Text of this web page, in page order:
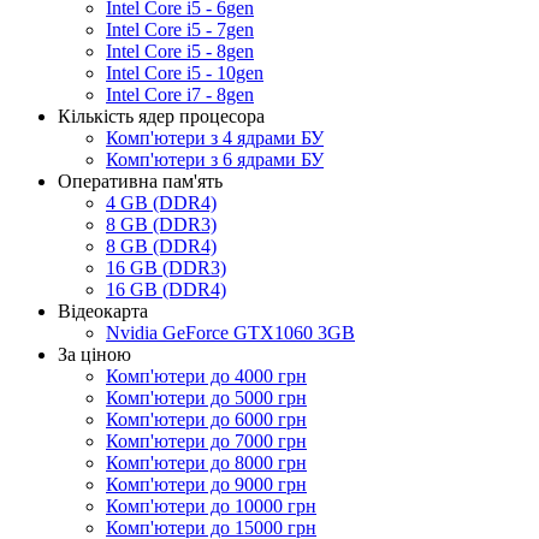
Intel Core i5 - 6gen
Intel Core i5 - 7gen
Intel Core i5 - 8gen
Intel Core i5 - 10gen
Intel Core i7 - 8gen
Кількість ядер процесора
Комп'ютери з 4 ядрами БУ
Комп'ютери з 6 ядрами БУ
Оперативна пам'ять
4 GB (DDR4)
8 GB (DDR3)
8 GB (DDR4)
16 GB (DDR3)
16 GB (DDR4)
Відеокарта
Nvidia GeForce GTX1060 3GB
За ціною
Комп'ютери до 4000 грн
Комп'ютери до 5000 грн
Комп'ютери до 6000 грн
Комп'ютери до 7000 грн
Комп'ютери до 8000 грн
Комп'ютери до 9000 грн
Комп'ютери до 10000 грн
Комп'ютери до 15000 грн